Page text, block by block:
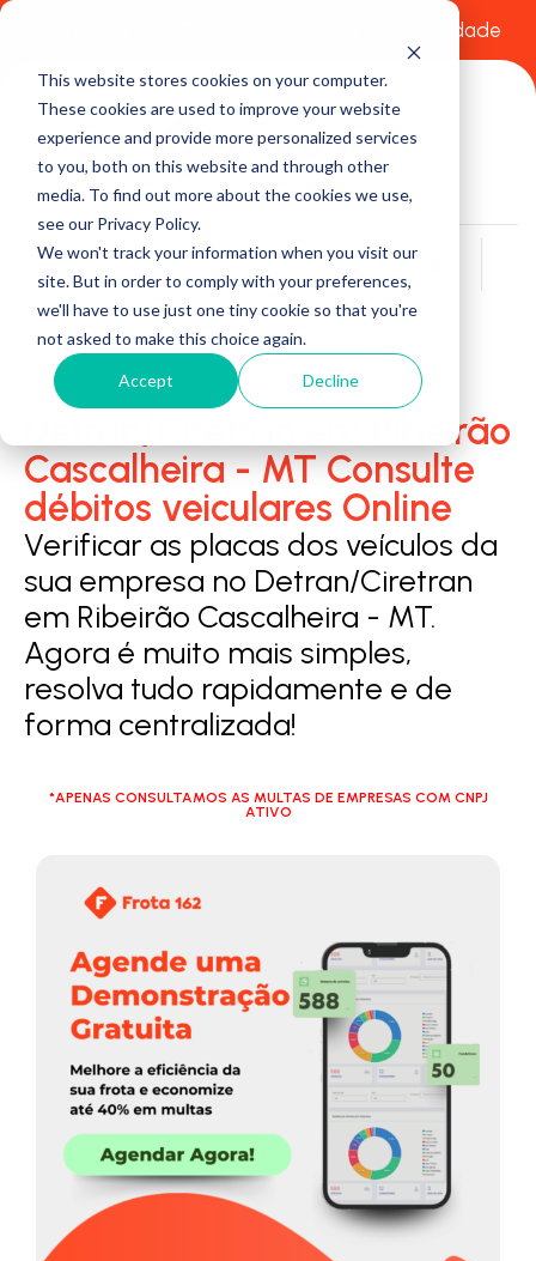
This website stores cookies on your computer.
These cookies are used to improve your website
experience and provide more personalized services
to you, both on this website and through other
media. To find out more about the cookies we use,
see our Privacy Policy.
We won't track your information when you visit our
site. But in order to comply with your preferences,
we'll have to use just one tiny cookie so that you're
not asked to make this choice again.
Accept Decline
Política de Privacidade
Buscar
Detran/Ciretran em Ribeirão
Cascalheira - MT Consulte
débitos veiculares Online
Verificar as placas dos veículos da
sua empresa no Detran/Ciretran
em Ribeirão Cascalheira - MT.
Agora é muito mais simples,
resolva tudo rapidamente e de
forma centralizada!
*APENAS CONSULTAMOS AS MULTAS DE EMPRESAS COM CNPJ
ATIVO